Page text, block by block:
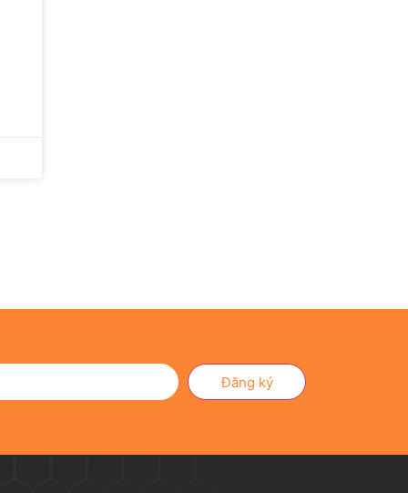
Đăng ký